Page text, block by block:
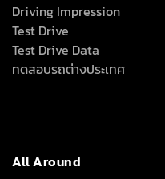
Driving Impression
Test Drive
Test Drive Data
ทดสอบรถต่างประเทศ
All Around